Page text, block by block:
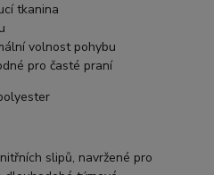
tkanina
volnost pohybu
pro časté praní
slipů, navržené pro